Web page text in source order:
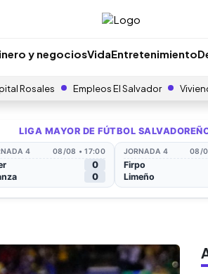
y negociosVidaEntretenimiento
Rosales Empleos El Salvador